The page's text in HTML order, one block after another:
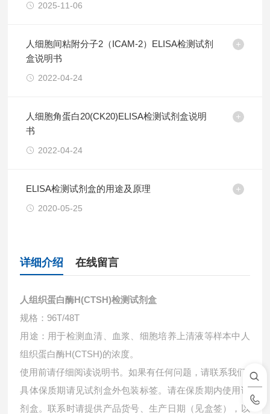
2025-11-06
人细胞间粘附分子2（ICAM-2）ELISA检测试剂
盒说明书
2022-04-24
人细胞角蛋白20(CK20)ELISA检测试剂盒说明
书
2022-04-24
ELISA检测试剂盒的用途及原理
2020-05-25
详细介绍 在线留言
人组织蛋白酶H(CTSH)检测试剂盒
规格：96T/48T
用途：用于检测血清、血浆、细胞培养上清液等样本中 人
组织蛋白酶H(CTSH)的浓度。
使用前请仔细阅读说明书。如果有任何问题，请联系我们
具体保质期请见试剂盒外包装标签。请在保质期内使用试
剂盒。联系时请提供产品货号、生产日期（见盒签），以